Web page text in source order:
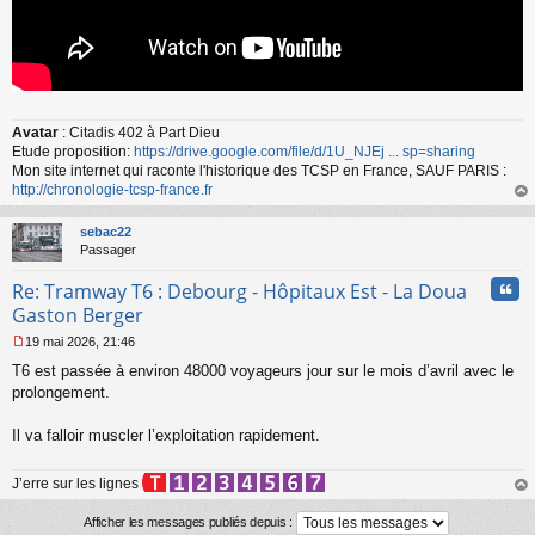
Avatar : Citadis 402 à Part Dieu
Etude proposition: https://drive.google.com/file/d/1U_NJEj ... sp=sharing
Mon site internet qui raconte l'historique des TCSP en France, SAUF PARIS :
http://chronologie-tcsp-france.fr
au
sebac22
Passager
Re: Tramway T6 : Debourg - Hôpitaux Est - La Doua
Gaston Berger
e
s
g
n
o
19 mai 2026, 21:46
T6 est passée à environ 48000 voyageurs jour sur le mois d’avril avec le
prolongement.
Il va falloir muscler l’exploitation rapidement.
J’erre sur les lignes
au
Afficher les messages publiés depuis :